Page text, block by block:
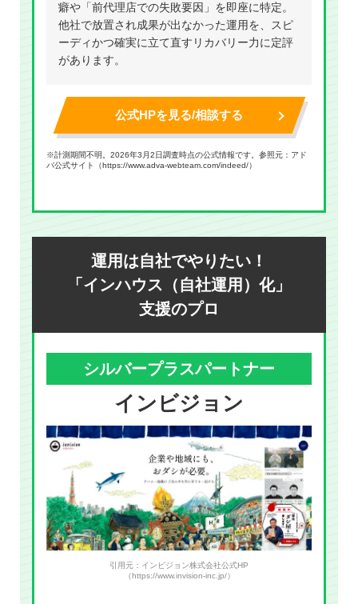
癖や「前代理店での失敗要因」を即座に特定。
他社で放置され成果が出なかった運用を、スピ
ーディかつ確実に立て直すリカバリー力に定評
があります。
公式HPを見る/相談する
※計測期間不明。2026年3月2日調査時点の公式情報です。参照元：アド
バ公式サイト（https://www.adva-webteam.com/indeed/）
運用は自社でやりたい！
「インハウス（自社運用）化」
支援のプロ
シルバープラスパートナー
インビジョン
引用元：インビジョン株式会社公式HP
（https://www.invision-inc.jp/）